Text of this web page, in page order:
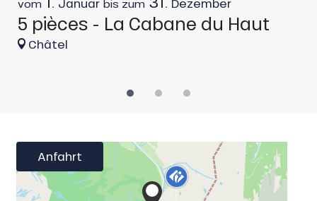
vom Januar bis zum Dezember
5 pièces - La Cabane du Haut
Châtel
Anfahrt